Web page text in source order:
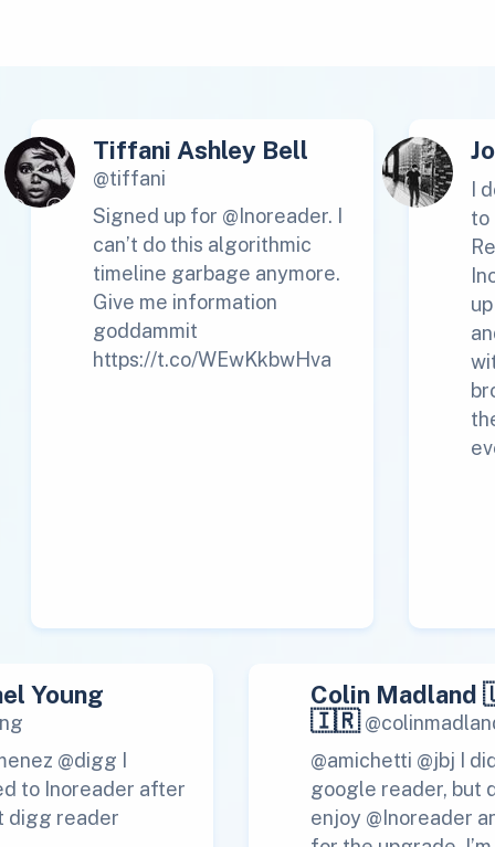
Tiffani Ashley Bell
@tiffani
Signed up for @Inoreader. I
can’t do this algorithmic
timeline garbage anymore.
Give me information
goddammit
https://t.co/WEwKkbwHva
I
to
Young
@digg I
to Inoreader after
digg reader
Colin
🇮🇷
@amichetti @jbj I
google reader, but
enjoy @Inoreader